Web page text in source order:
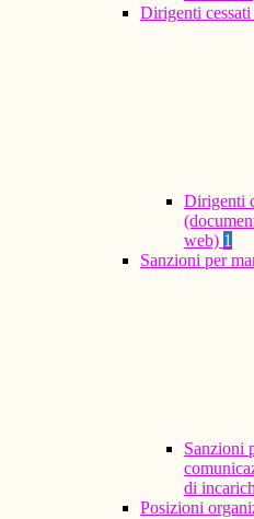
Dirigenti cessati
Dirigenti
web) 1
Sanzioni per
Sanzioni
di
Posizioni